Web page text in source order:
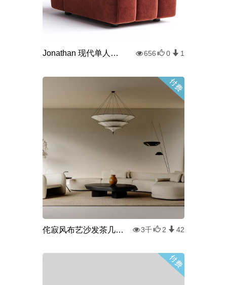
Jonathan 现代单人沙发 656 0 1
侘寂风布艺沙发茶几组合 3千 2 42